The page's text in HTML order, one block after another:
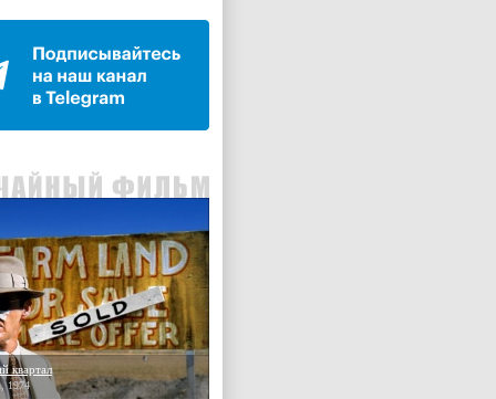
квартал
1974